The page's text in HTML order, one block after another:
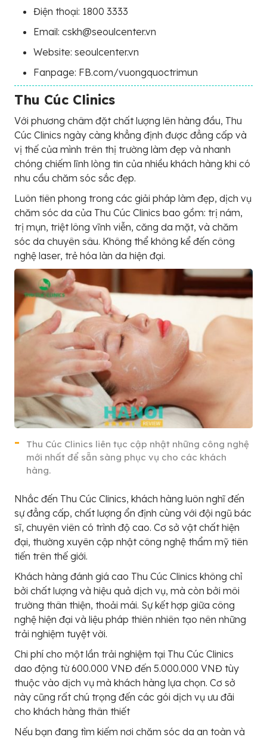
Điện thoại: 1800 3333
Email: cskh@seoulcenter.vn
Website: seoulcenter.vn
Fanpage: FB.com/vuongquoctrimun
Thu Cúc Clinics
Với phương châm đặt chất lượng lên hàng đầu, Thu
Cúc Clinics ngày càng khẳng định được đẳng cấp và
vị thế của mình trên thị trường làm đẹp và nhanh
chóng chiếm lĩnh lòng tin của nhiều khách hàng khi có
nhu cầu chăm sóc sắc đẹp.
Luôn tiên phong trong các giải pháp làm đẹp, dịch vụ
chăm sóc da của Thu Cúc Clinics bao gồm: trị nám,
trị mụn, triệt lông vĩnh viễn, căng da mặt, và chăm
sóc da chuyên sâu. Không thể không kể đến công
nghệ laser, trẻ hóa làn da hiện đại.
Thu Cúc Clinics liên tục cập nhật những công nghệ
mới nhất để sẵn sàng phục vụ cho các khách
hàng.
Nhắc đến Thu Cúc Clinics, khách hàng luôn nghĩ đến
sự đẳng cấp, chất lượng ổn định cùng với đội ngũ bác
sĩ, chuyên viên có trình độ cao. Cơ sở vật chất hiện
đại, thường xuyên cập nhật công nghệ thẩm mỹ tiên
tiến trên thế giới.
Khách hàng đánh giá cao Thu Cúc Clinics không chỉ
bởi chất lượng và hiệu quả dịch vụ, mà còn bởi môi
trường thân thiện, thoải mái. Sự kết hợp giữa công
nghệ hiện đại và liệu pháp thiên nhiên tạo nên những
trải nghiệm tuyệt vời.
Chi phí cho một lần trải nghiệm tại Thu Cúc Clinics
dao động từ 600.000 VNĐ đến 5.000.000 VNĐ tùy
thuộc vào dịch vụ mà khách hàng lựa chọn. Cơ sở
này cũng rất chú trọng đến các gói dịch vụ ưu đãi
cho khách hàng thân thiết
Nếu bạn đang tìm kiếm nơi chăm sóc da an toàn và